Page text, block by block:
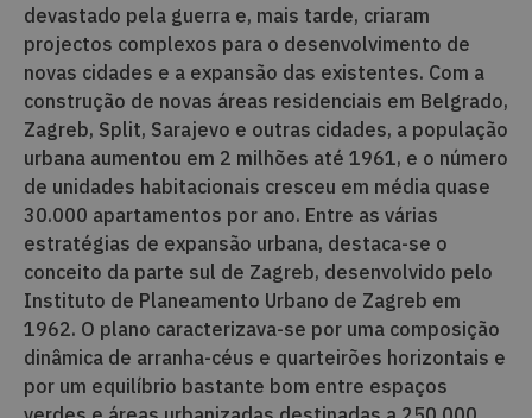
devastado pela guerra e, mais tarde, criaram
projectos complexos para o desenvolvimento de
novas cidades e a expansão das existentes. Com a
construção de novas áreas residenciais em Belgrado,
Zagreb, Split, Sarajevo e outras cidades, a população
urbana aumentou em 2 milhões até 1961, e o número
de unidades habitacionais cresceu em média quase
30.000 apartamentos por ano. Entre as várias
estratégias de expansão urbana, destaca-se o
conceito da parte sul de Zagreb, desenvolvido pelo
Instituto de Planeamento Urbano de Zagreb em
1962. O plano caracterizava-se por uma composição
dinâmica de arranha-céus e quarteirões horizontais e
por um equilíbrio bastante bom entre espaços